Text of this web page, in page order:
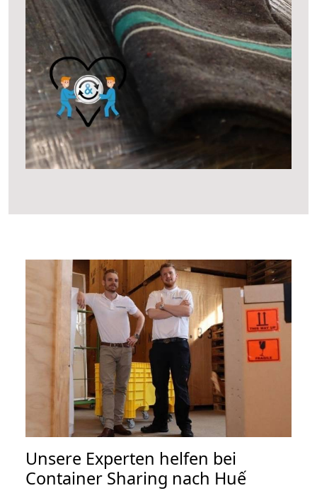
Unsere Experten helfen bei
Container Sharing nach Huế